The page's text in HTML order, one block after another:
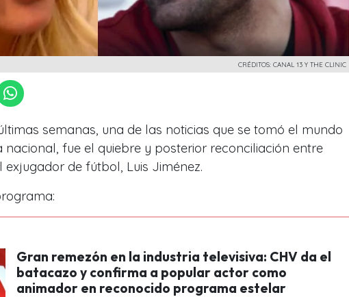
CRÉDITOS: CANAL 13 Y THE CLINIC
semanas, una de las noticias que se tomó el mundo
fue el quiebre y posterior reconciliación entre
exjugador de fútbol, Luis Jiménez.
Gran remezón en la industria televisiva: CHV da el
batacazo y confirma a popular actor como
animador en reconocido programa estelar